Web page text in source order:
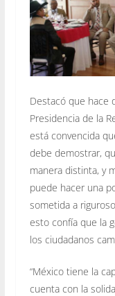
Destacó que hace
Presidencia de la
está convencida
debe demostrar,
manera distinta, y
puede hacer una
sometida a
esto confía que la
los ciudadanos
“México tiene la
cuenta con la